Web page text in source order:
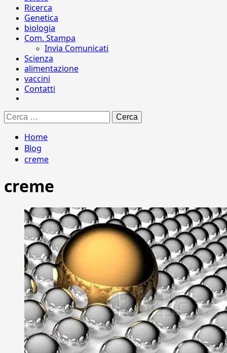
Ricerca
Genetica
biologia
Com. Stampa
Invia Comunicati
Scienza
alimentazione
vaccini
Contatti
Ricerca
per:
Home
Blog
creme
creme